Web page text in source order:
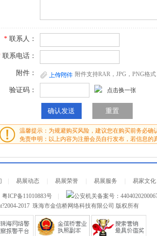
* 联系人：
联系电话：
附件： 附件支持RAR，JPG，PNG格
验证码： 点击换一张
温馨提示：为规避购买风险，建议您在购买前务必确
免责申明：以上内容为注册会员自行发布，若信息的
易展动态 易展荣誉 易展服务 易家文化
粤ICP备11010883号 公安机关备案号：
2017 珠海市金信桥网络科技有限公司 版权所有